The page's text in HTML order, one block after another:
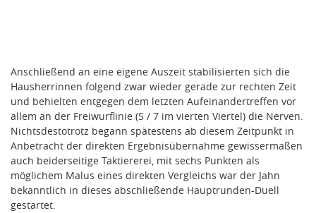
Anschließend an eine eigene Auszeit stabilisierten sich die
Hausherrinnen folgend zwar wieder gerade zur rechten Zeit
und behielten entgegen dem letzten Aufeinandertreffen vor
allem an der Freiwurflinie (5 / 7 im vierten Viertel) die Nerven.
Nichtsdestotrotz begann spätestens ab diesem Zeitpunkt in
Anbetracht der direkten Ergebnisübernahme gewissermaßen
auch beiderseitige Taktiererei, mit sechs Punkten als
möglichem Malus eines direkten Vergleichs war der Jahn
bekanntlich in dieses abschließende Hauptrunden-Duell
gestartet.